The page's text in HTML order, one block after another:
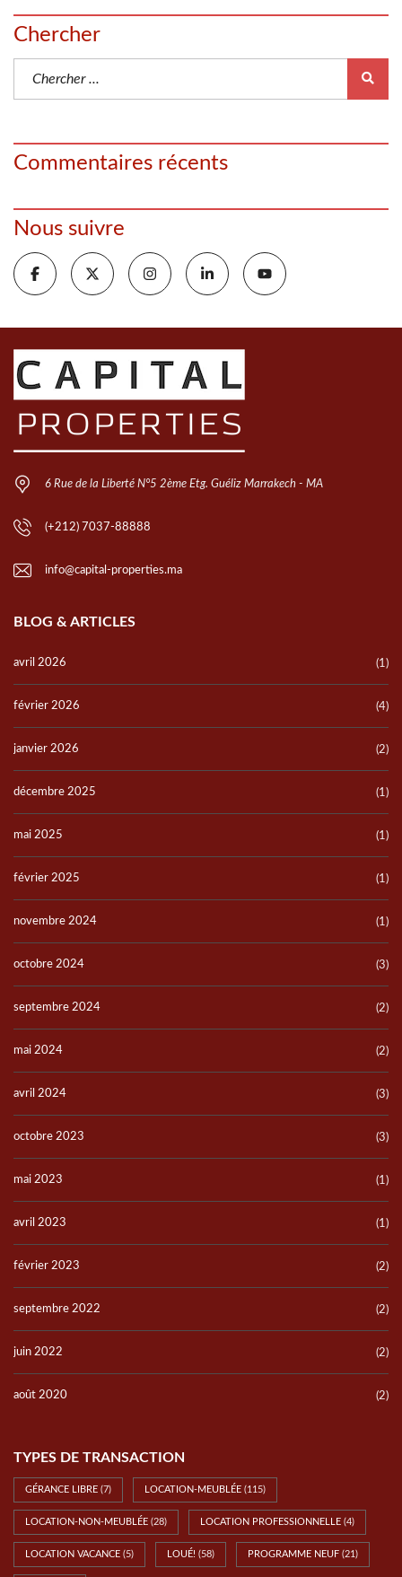
Chercher
Commentaires récents
Nous suivre
6 Rue de la Liberté N°5 2ème Etg. Guéliz Marrakech - MA
(+212) 7037-88888
info@capital-properties.ma
BLOG & ARTICLES
avril 2026 (1)
février 2026 (4)
janvier 2026 (2)
décembre 2025 (1)
mai 2025 (1)
février 2025 (1)
novembre 2024 (1)
octobre 2024 (3)
septembre 2024 (2)
mai 2024 (2)
avril 2024 (3)
octobre 2023 (3)
mai 2023 (1)
avril 2023 (1)
février 2023 (2)
septembre 2022 (2)
juin 2022 (2)
août 2020 (2)
TYPES DE TRANSACTION
GÉRANCE LIBRE (7) LOCATION-MEUBLÉE (115)
LOCATION-NON-MEUBLÉE (28) LOCATION PROFESSIONNELLE (4)
LOCATION VACANCE (5) LOUÉ! (58) PROGRAMME NEUF (21)